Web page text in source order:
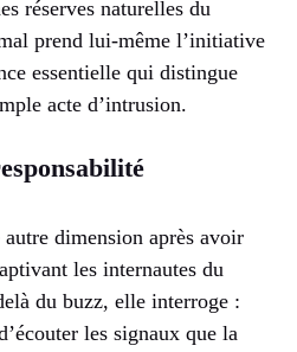
réserves naturelles du
prend lui-même l’initiative
essentielle qui distingue
acte d’intrusion.
dimension après avoir
les internautes du
du buzz, elle interroge :
les signaux que la